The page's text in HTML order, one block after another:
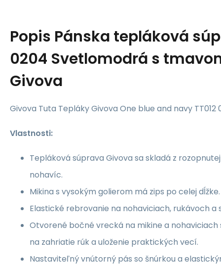
Popis Pánska tepláková
0204 Svetlomodrá s
Givova
Givova Tuta Tepláky Givova One blue and navy TT012
Vlastnosti:
Tepláková súprava Givova sa skladá z
nohavíc.
Mikina s vysokým golierom má zips po celej dĺžke.
Elastické rebrovanie na nohaviciach, rukávoch a
Otvorené bočné vrecká na mikine a
na zahriatie rúk a uloženie praktických vecí.
Nastaviteľný vnútorný pás so šnúrkou a